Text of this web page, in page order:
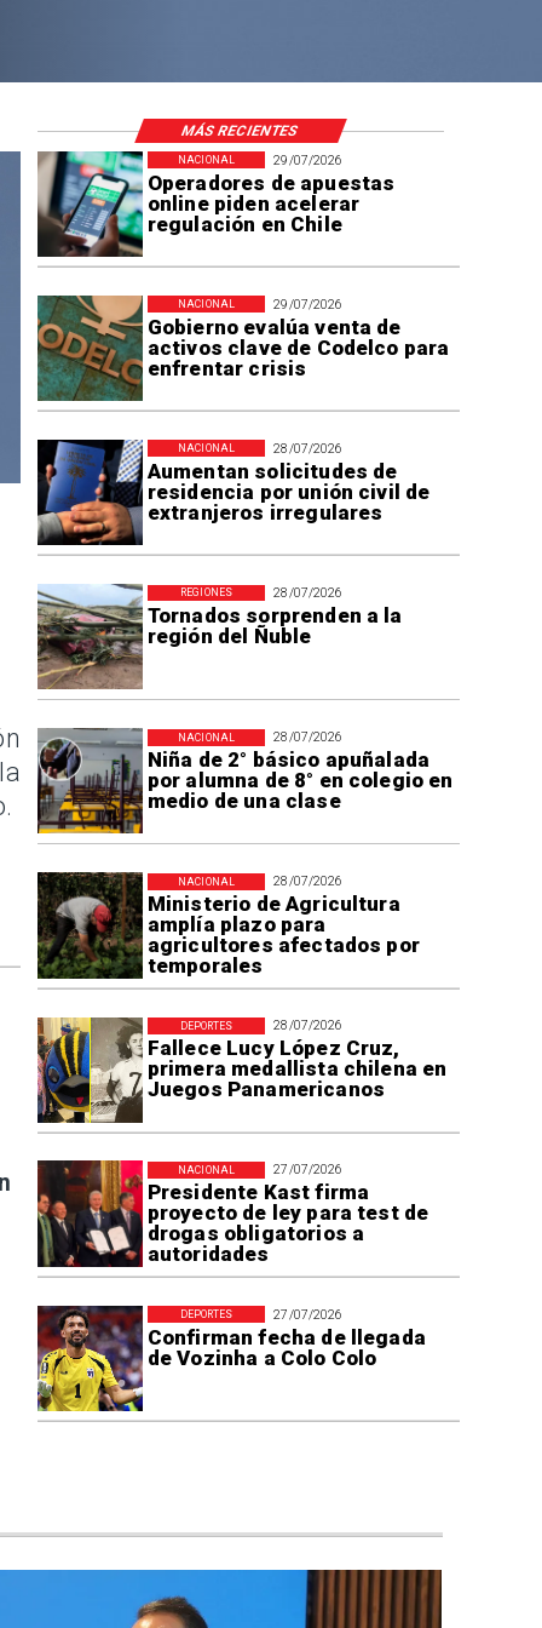
29/07/2026
Operadores de apuestas
online piden acelerar
regulación en Chile
NACIONAL
29/07/2026
Gobierno evalúa venta de
activos clave de Codelco para
enfrentar crisis
NACIONAL
28/07/2026
Aumentan solicitudes de
residencia por unión civil de
extranjeros irregulares
NACIONAL
28/07/2026
Tornados sorprenden a la
región del Ñuble
REGIONES
28/07/2026
Niña de 2° básico apuñalada
por alumna de 8° en colegio en
medio de una clase
NACIONAL
28/07/2026
Ministerio de Agricultura
amplía plazo para
agricultores afectados por
temporales
NACIONAL
28/07/2026
Fallece Lucy López Cruz,
primera medallista chilena en
Juegos Panamericanos
DEPORTES
27/07/2026
Presidente Kast firma
proyecto de ley para test de
drogas obligatorios a
autoridades
NACIONAL
27/07/2026
Confirman fecha de llegada
de Vozinha a Colo Colo
DEPORTES
MÁS RECIENTES